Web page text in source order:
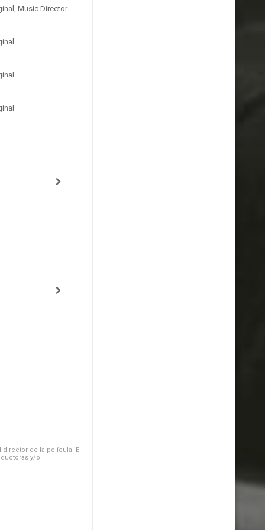
Music Director
de la película. El
y/o